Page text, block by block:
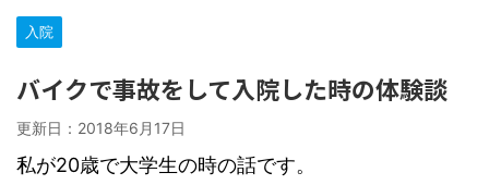
入院
バイクで事故をして入院した時の体験談
更新日： 2018年6月17日
私が20歳で大学生の時の話です。